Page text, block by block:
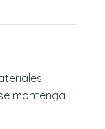
mantenga